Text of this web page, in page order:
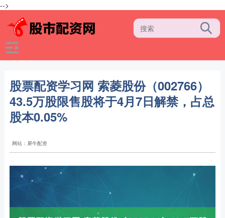
-->
股票配资学习网 索菱股份（002766）
43.5万股限售股将于4月7日解禁，占总
股本0.05%
网站：犀牛配资